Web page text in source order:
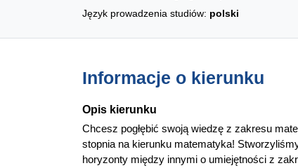
Język prowadzenia studiów: polski
Informacje o kierunku
Opis kierunku
Chcesz pogłębić swoją wiedzę z zakresu
stopnia na kierunku matematyka!
horyzonty między innymi o umiejętności z